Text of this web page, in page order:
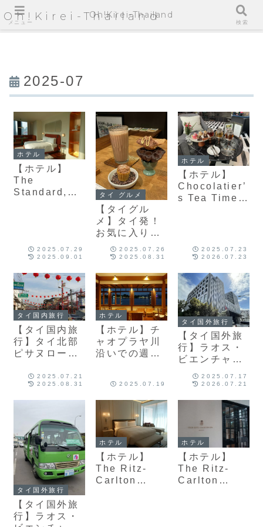
Oh!Kirei-Thailand
2025-07
ホテル
【ホテル】
The
Standard,
2025.07.29
2025.09.01
タイ グルメ
【タイグル
メ】タイ発！
お気に入りの
クラフトチョ
コレート屋さ
2025.07.26
2025.08.31
ホテル
【ホテル】
Chocolatier’
s Tea Time
Bangkok
Sukhumvit
2025.07.23
2026.07.23
タイ国内旅行
【タイ国内旅
行】タイ北部
ピサヌローク
アン大王の故
郷で華僑コミ
ュニティを感
2025.07.21
2025.08.31
ホテル
【ホテル】チ
ャオプラヤ川
沿いでの週末
Manee
Bangkok 宿
泊記
2025.07.19
タイ国外旅行
【タイ国外旅
行】ラオス・
ビエンチャン
テルレポ
2025.07.17
2026.07.21
タイ国外旅行
【タイ国外旅
行】ラオス・
ホテル
【ホテル】
The Ritz-
Carlton
ホテル
【ホテル】
The Ritz-
Carlton
メニュー
Oh!Kirei-Thailand
検索